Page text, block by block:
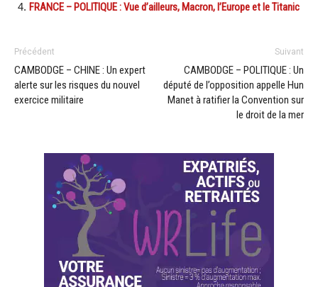
FRANCE – POLITIQUE : Vue d’ailleurs, Macron, l’Europe et le Titanic
Précédent
CAMBODGE – CHINE : Un expert
alerte sur les risques du nouvel
exercice militaire
Suivant
CAMBODGE – POLITIQUE : Un
député de l’opposition appelle Hun
Manet à ratifier la Convention sur
le droit de la mer